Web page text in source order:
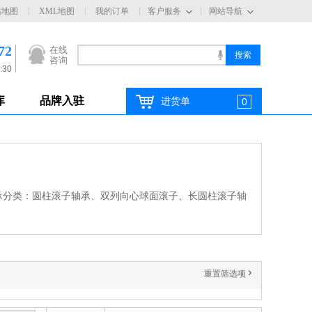
网站导航
客户服务
图 XML地图 我的订单
在线
咨询
品牌入驻 进货单 0
类：圆柱滚子轴承、双列向心球面滚子、长圆柱滚子轴
重置筛选项 '